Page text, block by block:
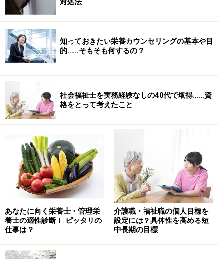
※記事内容は執筆時点のものです。最新の内容をご確認くださ
い。
1 /3
知っておきたい栄養カウンセリングの基本や目
的……そもそも何するの？
社会福祉士を実務経験なしの40代で取得……資
格をとって考えたこと
あなたに向く栄養士・管理栄
養士の適性診断！ ピッタリの
仕事は？
介護職・福祉職の個人目標を
設定には？具体性を高める短
中長期の目標